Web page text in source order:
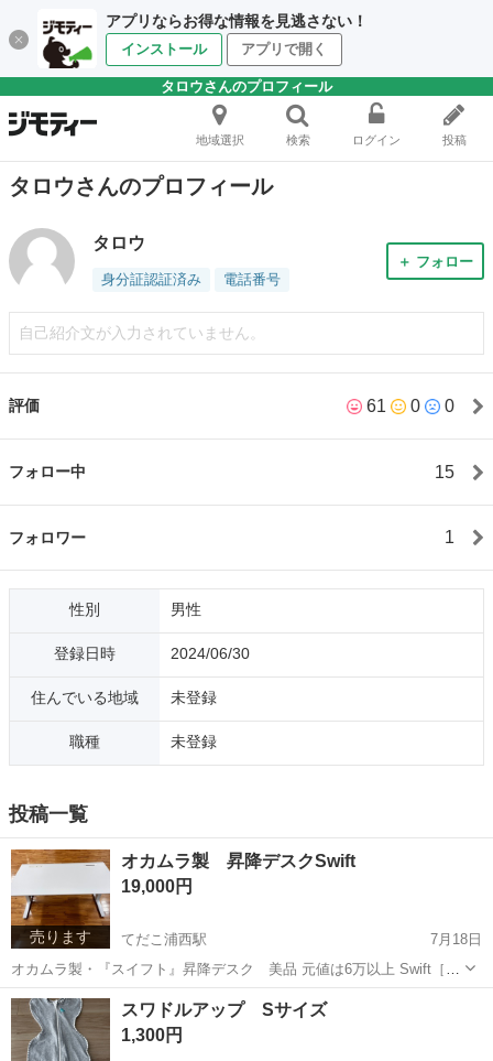
アプリならお得な情報を見逃さない！
インストール アプリで開く
タロウさんのプロフィール
地域選択 検索 ログイン 投稿
タロウさんのプロフィール
タロウ
身分証認証済み 電話番号
＋ フォロー
自己紹介文が入力されていません。
評価 61 0 0
フォロー中 15
フォロワー 1
性別 男性
登録日時 2024/06/30
住んでいる地域 未登録
職種 未登録
投稿一覧
売ります
オカムラ製 昇降デスクSwift
19,000円
てだこ浦西駅
7月18日
オカムラ製・『スイフト』昇降デスク 美品 元値は6万以上 Swift［ス
イフト］が実現する、フレキシブルな働き方。 オフィスワークは座り
姿勢が基本。 しかし、長時間同じ姿勢をとることは身体への負担が大
きく、さまざまな問題が...
沖縄 中頭郡 てだこ浦西駅 テーブル
スワドルアップ Sサイズ
1,300円